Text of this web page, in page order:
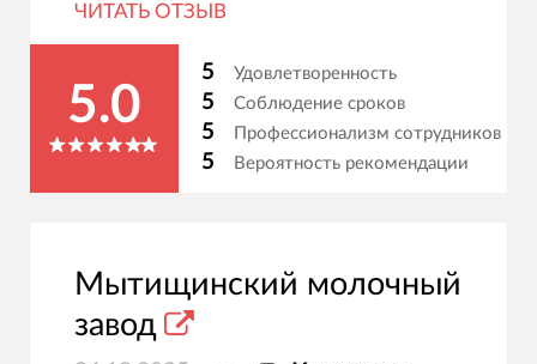
ЧИТАТЬ ОТЗЫВ
5.0
5 Удовлетворенность
5 Соблюдение сроков
5 Профессионализм сотрудников
5 Вероятность рекомендации
Мытищинский молочный
завод